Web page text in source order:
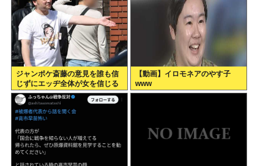
ジャンポケ斎藤の意見を誰も信
じずにエッヂ全体が女を信じる
空気感、怖すぎる
【動画】イロモネアのやす子
www